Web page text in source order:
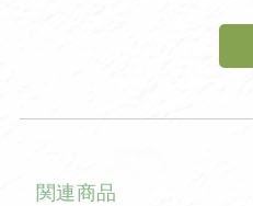
関連商品